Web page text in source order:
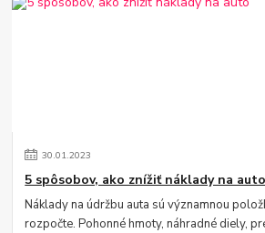
30.01.2023
5 spôsobov, ako znížiť náklady na auto
Náklady na údržbu auta sú významnou
rozpočte. Pohonné hmoty, náhradné diely,